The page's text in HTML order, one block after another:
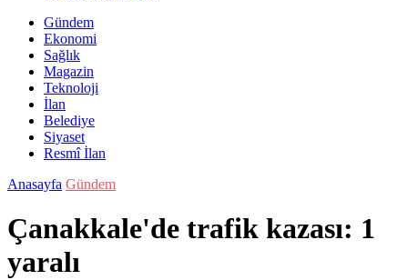
Gündem
Ekonomi
Sağlık
Magazin
Teknoloji
İlan
Belediye
Siyaset
Resmî İlan
Anasayfa Gündem
Çanakkale'de trafik kazası: 1
yaralı